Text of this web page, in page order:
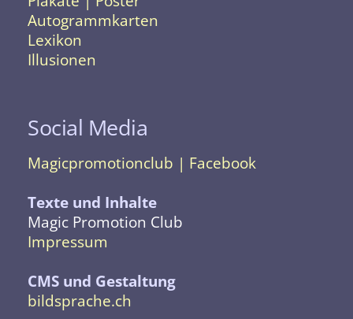
Autogrammkarten
Lexikon
Illusionen
Social Media
Magicpromotionclub | Facebook
Texte und Inhalte
Magic Promotion Club
Impressum
CMS und Gestaltung
bildsprache.ch